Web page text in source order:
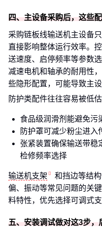
四、主设备采购后，这些
采购链板线输送机主设备
直接影响整体运行效率。
送速度、启停频率等参数
减速电机和轴承的耐用性
些隐形配置，可能导致主
防护类配件往往容易被低估
食品级润滑剂能避免污
防护罩可减少粉尘进入
张紧装置确保输送带稳
检修频率选择
输送机支架
和挡边等结
偏、振动等常见问题的关
料特性，优先选择可调式
五、安装调试做对这3步，